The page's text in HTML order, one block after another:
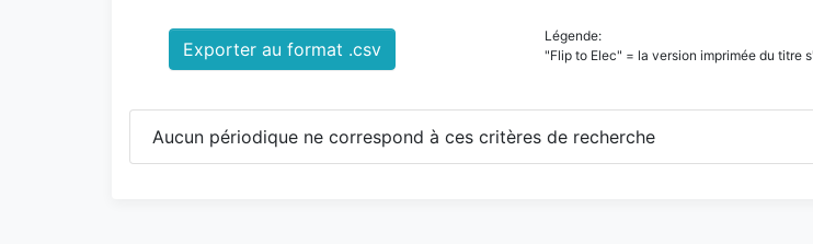
Exporter au format .csv
Légende:
"Flip to Elec" = la version imprimée du titre
Aucun périodique ne correspond à ces critères de recherche